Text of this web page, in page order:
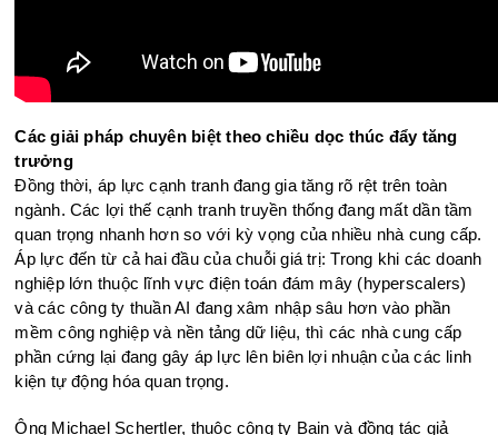
Các giải pháp chuyên biệt theo chiều dọc thúc đẩy tăng
trưởng
Đồng thời, áp lực cạnh tranh đang gia tăng rõ rệt trên toàn
ngành. Các lợi thế cạnh tranh truyền thống đang mất dần tầm
quan trọng nhanh hơn so với kỳ vọng của nhiều nhà cung cấp.
Áp lực đến từ cả hai đầu của chuỗi giá trị: Trong khi các doanh
nghiệp lớn thuộc lĩnh vực điện toán đám mây (hyperscalers)
và các công ty thuần AI đang xâm nhập sâu hơn vào phần
mềm công nghiệp và nền tảng dữ liệu, thì các nhà cung cấp
phần cứng lại đang gây áp lực lên biên lợi nhuận của các linh
kiện tự động hóa quan trọng.
Ông Michael Schertler, thuộc công ty Bain và đồng tác giả